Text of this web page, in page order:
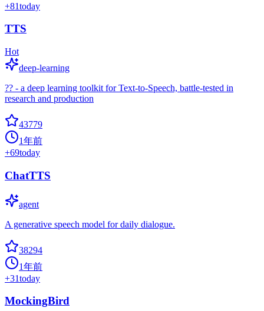
+81today
TTS
Hot
deep-learning
?? - a deep learning toolkit for Text-to-Speech, battle-tested in
research and production
43779
1年前
+69today
ChatTTS
agent
A generative speech model for daily dialogue.
38294
1年前
+31today
MockingBird